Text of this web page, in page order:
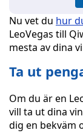
Nu vet du hur
LeoVegas till
mesta av dina
Ta ut
Om du är en
vill ta ut dina
dig en bekväm